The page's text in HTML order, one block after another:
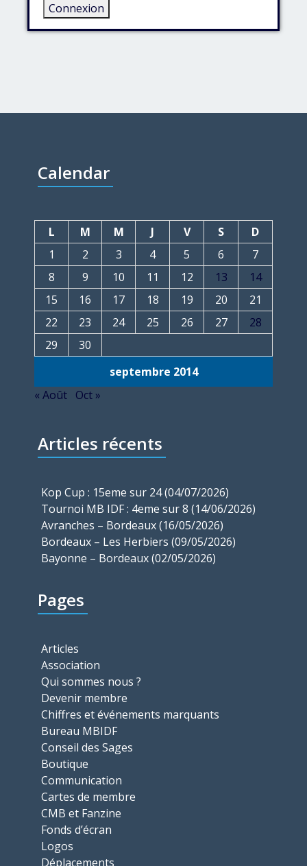
Connexion
Calendar
septembre 2014
L M M J V S
D
1
2 3 4 5 6
7
8
9 10 11 12 13
14
15
16 17 18 19 20
21
22
23 24 25 26 27
28
29
30
« Août Oct »
Articles récents
Kop Cup : 15eme sur 24 (04/07/2026)
Tournoi MB IDF : 4eme sur 8 (14/06/2026)
Avranches – Bordeaux (16/05/2026)
Bordeaux – Les Herbiers (09/05/2026)
Bayonne – Bordeaux (02/05/2026)
Pages
Articles
Association
Qui sommes nous ?
Devenir membre
Chiffres et événements marquants
Bureau MBIDF
Conseil des Sages
Boutique
Communication
Cartes de membre
CMB et Fanzine
Fonds d’écran
Logos
Déplacements